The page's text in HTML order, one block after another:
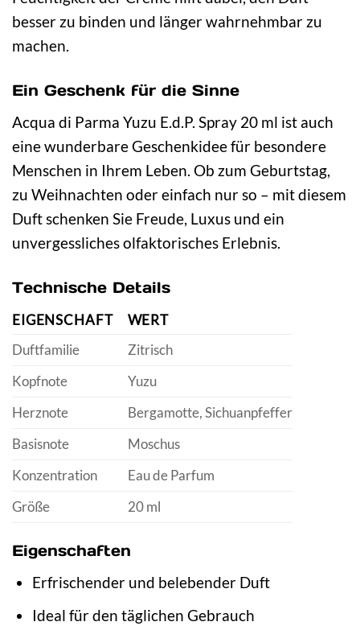
besser zu binden und länger wahrnehmbar zu
machen.
Ein Geschenk für die Sinne
Acqua di Parma Yuzu E.d.P. Spray 20 ml ist auch
eine wunderbare Geschenkidee für besondere
Menschen in Ihrem Leben. Ob zum Geburtstag,
zu Weihnachten oder einfach nur so – mit diesem
Duft schenken Sie Freude, Luxus und ein
unvergessliches olfaktorisches Erlebnis.
Technische Details
EIGENSCHAFT
WERT
Duftfamilie
Zitrisch
Kopfnote
Yuzu
Herznote
Bergamotte, Sichuanpfeffer
Basisnote
Moschus
Konzentration
Eau de Parfum
Größe
20 ml
Eigenschaften
Erfrischender und belebender Duft
Ideal für den täglichen Gebrauch